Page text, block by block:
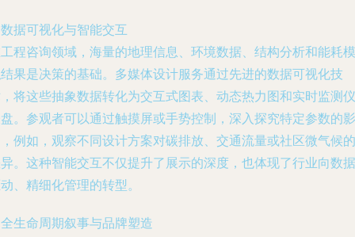
据可视化与智能交互
程咨询领域，海量的地理信息、环境数据、结构分析和能耗模
果是决策的基础。多媒体设计服务通过先进的数据可视化技
将这些抽象数据转化为交互式图表、动态热力图和实时监测仪
。参观者可以通过触摸屏或手势控制，深入探究特定参数的影
例如，观察不同设计方案对碳排放、交通流量或社区微气候的
。这种智能交互不仅提升了展示的深度，也体现了行业向数据
、精细化管理的转型。
生命周期叙事与品牌塑造